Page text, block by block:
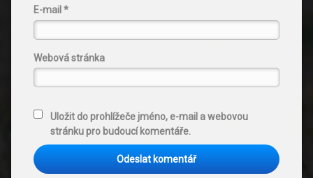
E-mail *
Webová stránka
Uložit do prohlížeče jméno, e-mail a webovou
stránku pro budoucí komentáře.